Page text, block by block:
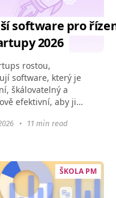
software pro
2026
rostou,
software, který je
škálovatelný a
efektivní, aby jim
V této příručce
• 11 min read
ŠKOLA PM